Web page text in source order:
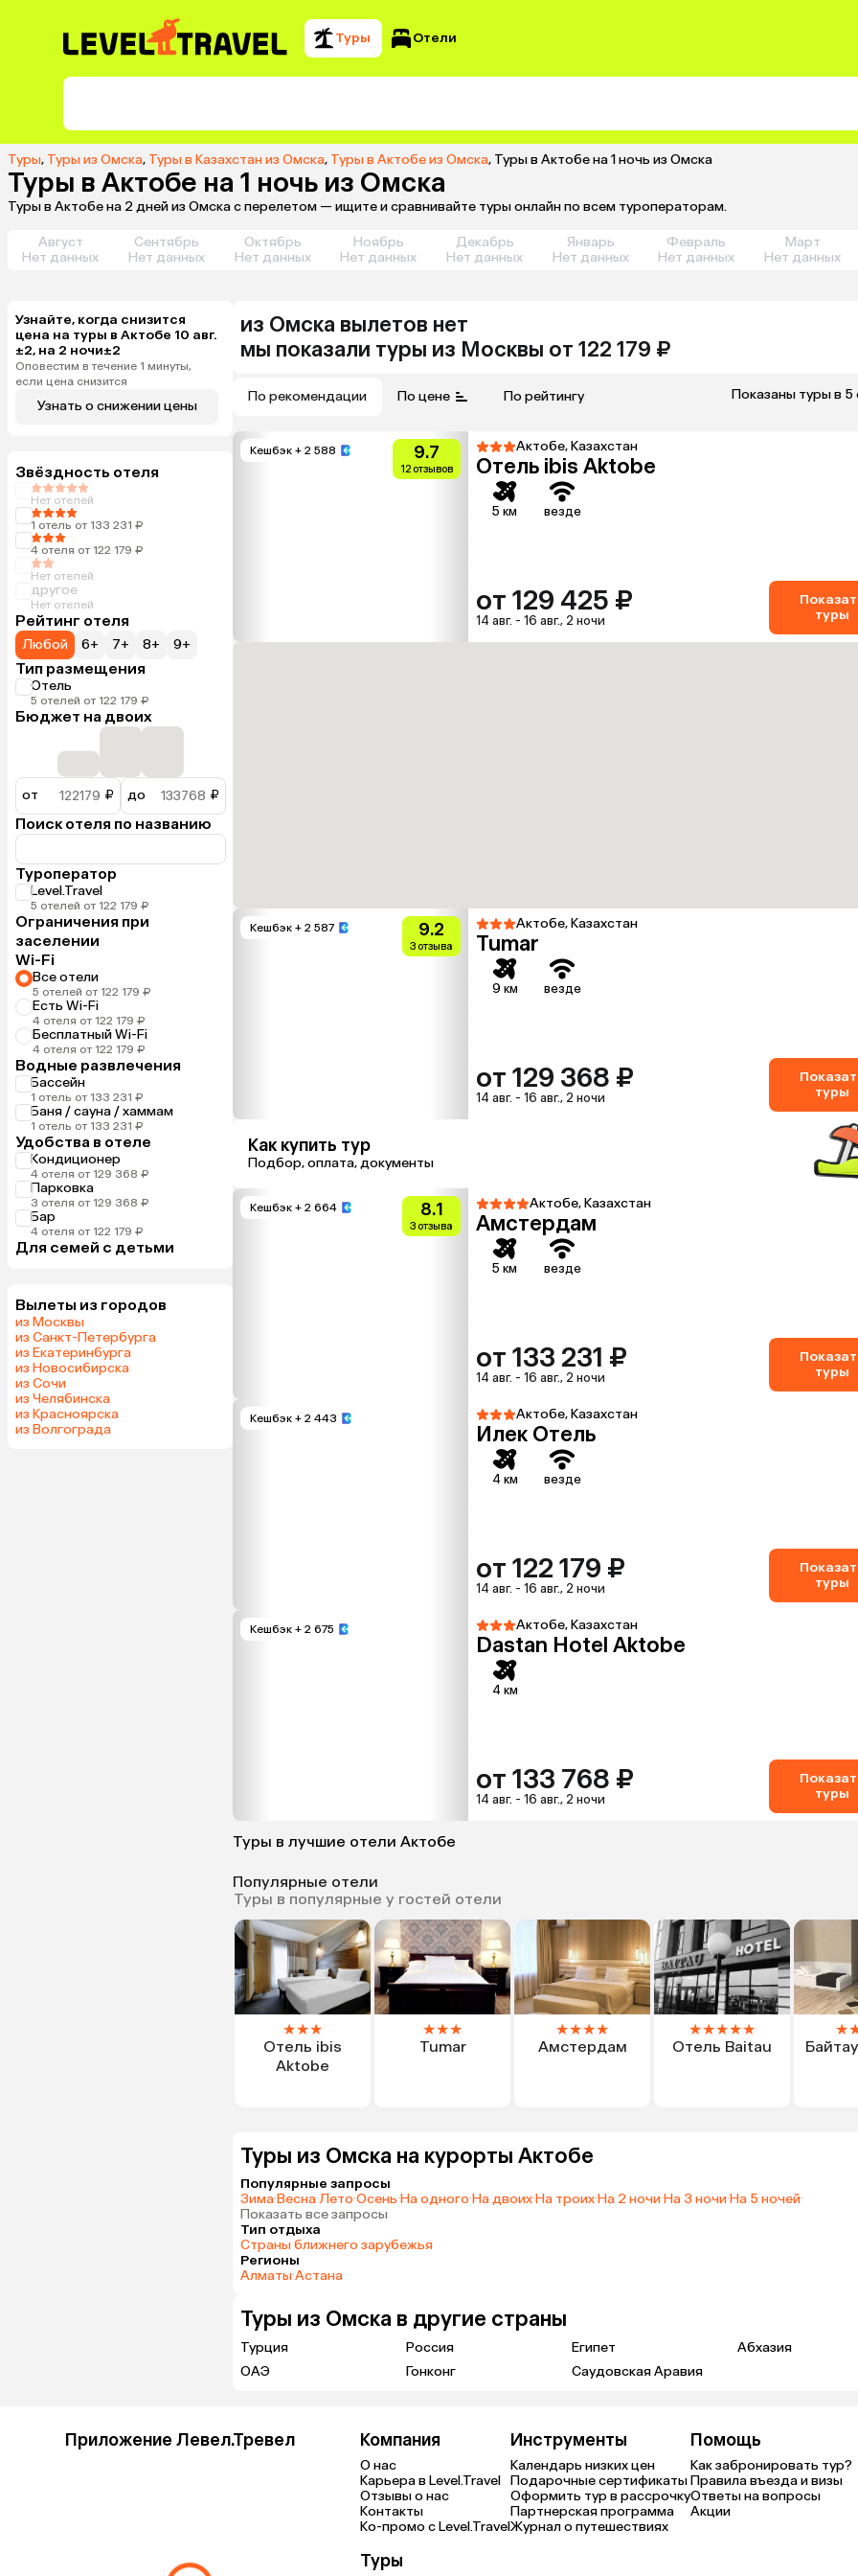
Туры Отели
Туры, Туры из Омска, Туры в Казахстан из Омска, Туры в Актобе из Омска, Туры в Актобе на 1 ночь из Омска
Туры в Актобе на 1 ночь из Омска
Туры в Актобе на 2 дней из Омска с перелетом — ищите и сравнивайте туры онлайн по всем туроператорам.
Август
Нет данных
Сентябрь
Нет данных
Октябрь
Нет данных
Ноябрь
Нет данных
Декабрь
Нет данных
Январь
Нет данных
Февраль
Нет данных
Март
Нет данных
Узнайте, когда снизится
цена на туры в Актобе 10 авг.
±2, на 2 ночи±2
Оповестим в течение 1 минуты,
если цена снизится
Узнать о снижении цены
Звёздность отеля
Нет отелей
1 отель от 133 231 ₽
4 отеля от 122 179 ₽
Нет отелей
другое
Нет отелей
Рейтинг отеля
Любой 6+ 7+ 8+ 9+
Тип размещения
Отель
5 отелей от 122 179 ₽
Бюджет на двоих
от ₽ до ₽
Поиск отеля по названию
Туроператор
Level.Travel
5 отелей от 122 179 ₽
Ограничения при
заселении
Wi-Fi
Все отели
5 отелей от 122 179 ₽
Есть Wi-Fi
4 отеля от 122 179 ₽
Бесплатный Wi-Fi
4 отеля от 122 179 ₽
Водные развлечения
Бассейн
1 отель от 133 231 ₽
Баня / сауна / хаммам
1 отель от 133 231 ₽
Удобства в отеле
Кондиционер
4 отеля от 129 368 ₽
Парковка
3 отеля от 129 368 ₽
Бар
4 отеля от 122 179 ₽
Для семей с детьми
Вылеты из городов
из Москвы
из Санкт-Петербурга
из Екатеринбурга
из Новосибирска
из Сочи
из Челябинска
из Красноярска
из Волгограда
из Омска вылетов нет
мы показали туры из Москвы от 122 179 ₽
По рекомендации По цене По рейтингу Показаны туры в 5
Кешбэк + 2 588 9.7
12 отзывов
Актобе, Казахстан
Отель ibis Aktobe
5 км везде
от 129 425 ₽
14 авг. - 16 авг., 2 ночи
туры
Кешбэк + 2 587 9.2
3 отзыва
Актобе, Казахстан
Tumar
9 км везде
от 129 368 ₽
14 авг. - 16 авг., 2 ночи
туры
Как купить тур
Подбор, оплата, документы
Кешбэк + 2 664 8.1
3 отзыва
Актобе, Казахстан
Амстердам
5 км везде
от 133 231 ₽
14 авг. - 16 авг., 2 ночи
туры
Кешбэк + 2 443 Актобе, Казахстан
Илек Отель
4 км везде
от 122 179 ₽
14 авг. - 16 авг., 2 ночи
туры
Кешбэк + 2 675 Актобе, Казахстан
Dastan Hotel Aktobe
4 км
от 133 768 ₽
14 авг. - 16 авг., 2 ночи
туры
Туры в лучшие отели Актобе
Популярные отели
Туры в популярные у гостей отели
★★★
Отель ibis
Aktobe
★★★
Tumar
★★★★
Амстердам
★★★★★
Отель Baitau
★
Туры из Омска на курорты Актобе
Популярные запросы
Зима·Весна·Лето·Осень·На одного·На двоих·На троих·На 2 ночи·На 3 ночи·На 5 ночей·
Показать все запросы
Тип отдыха
Страны ближнего зарубежья
Регионы
Алматы·Астана
Туры из Омска в другие страны
Турция Россия Египет
Абхазия
ОАЭ
Гонконг Саудовская Аравия
Приложение Левел.Тревел Компания
О нас
Карьера в Level.Travel
Отзывы о нас
Контакты
Ко-промо с Level.Travel
Инструменты
Календарь низких цен
Подарочные сертификаты
Оформить тур в рассрочку
Партнерская программа
Журнал о путешествиях
Помощь
Как забронировать тур?
Правила въезда и визы
Ответы на вопросы
Акции
Туры